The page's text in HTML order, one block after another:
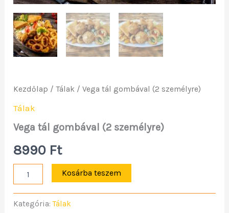
Kezdőlap /Tálak / Vega tál gombával (2 személyre)
Tálak
Vega tál gombával (2 személyre)
8990 Ft
Kosárba teszem
Kategória:Tálak